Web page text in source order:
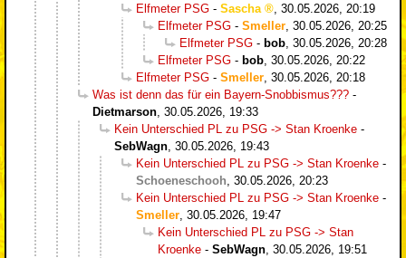
Elfmeter PSG - Sascha
30.05.2026, 20:19
Elfmeter PSG - Smeller 30.05.2026, 20:25
Elfmeter PSG - bob 30.05.2026, 20:28
Elfmeter PSG - bob 30.05.2026, 20:22
Elfmeter PSG - Smeller 30.05.2026, 20:18
Was ist denn das für ein Bayern-Snobbismus??? -
Dietmarson 30.05.2026, 19:33
Kein Unterschied PL zu PSG -> Stan Kroenke -
SebWagn 30.05.2026, 19:43
Kein Unterschied PL zu PSG -> Stan Kroenke -
Schoeneschooh 30.05.2026, 20:23
Kein Unterschied PL zu PSG -> Stan Kroenke -
Smeller 30.05.2026, 19:47
Kein Unterschied PL zu PSG -> Stan
Kroenke - SebWagn 30.05.2026, 19:51